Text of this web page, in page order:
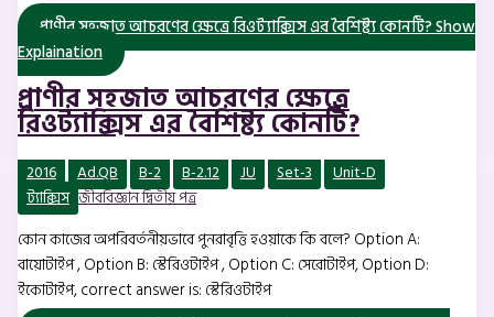
প্রাণীর সহজাত আচরণের ক্ষেত্রে রিওট্যাক্সিস এর বৈশিষ্ট্য কোনটি?Show
Explaination
প্রাণীর সহজাত আচরণের ক্ষেত্রে
রিওট্যাক্সিস এর বৈশিষ্ট্য কোনটি?
2016 Ad.QB B-2 B-2.12 JU Set-3
Unit-D
ট্যাক্সিস জীববিজ্ঞান দ্বিতীয় পত্র
কোন কাজের অপরিবর্তনীয়ভাবে পুনরাবৃত্তি হওয়াকে কি বলে? Option A:
বায়োটাইপ , Option B: স্টেরিওটাইপ , Option C: সেরোটাইপ, Option D:
ইকোটাইপ, correct answer is: স্টেরিওটাইপ